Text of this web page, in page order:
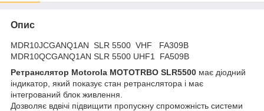
Опис
MDR10JCGANQ1AN SLR 5500 VHF FA309B
MDR10QCGANQ1AN SLR 5500 UHF1 FA509B
Ретранслятор Motorola MOTOTRBO SLR5500 має діодний
індикатор, який показує стан ретранслятора і має
інтегрований блок живлення.
Дозволяє вдвічі підвищити пропускну спроможність системи